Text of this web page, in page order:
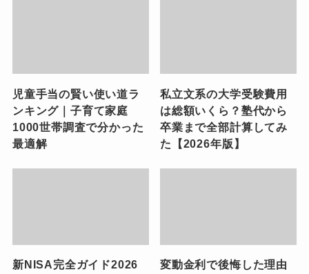
児童手当の賢い使い道ラ
ンキング｜子育て家庭
1000世帯調査で分かった
最適解
私立文系の大学受験費用
は総額いくら？塾代から
卒業まで全部計算してみ
た【2026年版】
新NISA完全ガイド2026
変動金利で後悔した理由